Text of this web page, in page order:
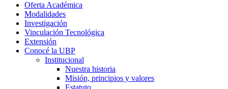
Oferta Académica
Modalidades
Investigación
Vinculación Tecnológica
Extensión
Conocé la UBP
Institucional
Nuestra historia
Misión, principios y valores
Estatuto